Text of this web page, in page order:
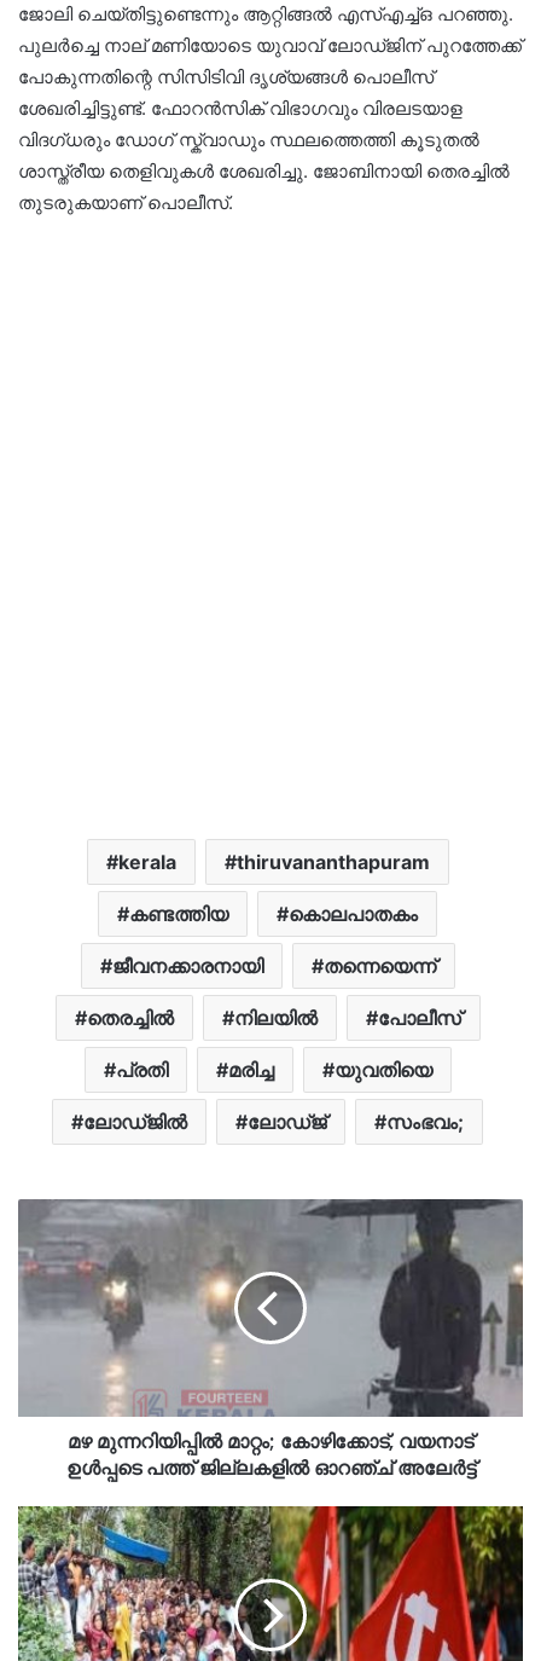
ജോലി ചെയ്തിട്ടുണ്ടെന്നും ആറ്റിങ്ങൽ എസ്എച്ച്ഒ പറഞ്ഞു.
പുലർച്ചെ നാല് മണിയോടെ യുവാവ് ലോഡ്ജിന് പുറത്തേക്ക്
പോകുന്നതിന്റെ സിസിടിവി ദൃശ്യങ്ങൾ പൊലീസ്
ശേഖരിച്ചിട്ടുണ്ട്. ഫോറൻസിക് വിഭാഗവും വിരലടയാള
വിദഗ്ധരും ഡോഗ് സ്ക്വാഡും സ്ഥലത്തെത്തി കൂടുതൽ
ശാസ്ത്രീയ തെളിവുകൾ ശേഖരിച്ചു. ജോബിനായി തെരച്ചിൽ
തുടരുകയാണ് പൊലീസ്.
kerala thiruvananthapuram
കണ്ടത്തിയ കൊലപാതകം
ജീവനക്കാരനായി തന്നെയെന്ന്
തെരച്ചിൽ നിലയിൽ പോലീസ്
പ്രതി മരിച്ച യുവതിയെ
ലോഡ്ജില്‍ ലോഡ്ജ് സംഭവം;
മഴ മുന്നറിയിപ്പിൽ മാറ്റം; കോഴിക്കോട്, വയനാട്
ഉൾപ്പടെ പത്ത് ജില്ലകളിൽ ഓറഞ്ച് അലേർട്ട്